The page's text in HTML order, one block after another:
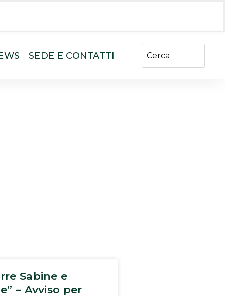
SEDE E CONTATTI
Sabine e
– Avviso per